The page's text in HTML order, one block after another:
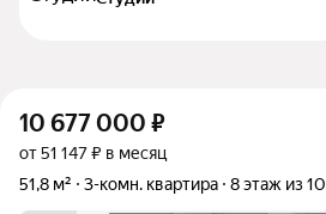
10 677 000 ₽
от 51 147 ₽ в месяц
51,8 м²
3-комн. квартира 8 этаж из 10